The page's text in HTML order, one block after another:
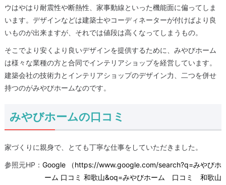
ウはやはり耐震性や断熱性、家事動線といった機能面に偏ってしま
います。デザインなどは建築士やコーディネーターが付けばより良
いものが出来ますが、それでは値段は高くなってしまうもの。
そこでより安くより良いデザインを提供するために、みやびホーム
は様々な業種の方と合同でインテリアショップを経営しています。
建築会社の技術力とインテリアショップのデザイン力、二つを併せ
持つのがみやびホームなのです。
みやびホームの口コミ
家づくりに親身で、とても丁寧な仕事をしていただきました。
参照元HP：Google （https://www.google.com/search?q=みやびホ
ーム 口コミ 和歌山&oq=みやびホーム 口コミ 和歌山